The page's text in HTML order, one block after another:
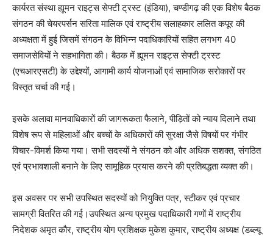
कार्यरत संस्था ह्यूमन राइट्स सेफ्टी ट्रस्ट (इंडिया), चण्डीगढ़ की एक विशेष बैठक
संगठन की चेयरपर्सन सरिता मालिक एवं राष्ट्रीय सलाहकार ललित कपूर की
अध्यक्षता में हुई जिसमें संगठन के विभिन्न पदाधिकारियों सहित लगभग 40
समाजसेवियों ने सहभागिता की। बैठक में ह्यूमन राइट्स सेफ्टी ट्रस्ट
(एचआरएसटी) के उद्देश्यों, आगामी कार्य योजनाओं एवं सामाजिक सरोकारों पर
विस्तृत चर्चा की गई।
इसके अलावा मानवाधिकारों की जागरूकता फैलाने, पीड़ितों को न्याय दिलाने तथा
विशेष रूप से महिलाओं और बच्चों के अधिकारों की सुरक्षा जैसे विषयों पर गंभीर
विचार-विमर्श किया गया। सभी सदस्यों ने संगठन को और अधिक सशक्त, संगठित
एवं प्रभावशाली बनाने के लिए सामूहिक प्रयास करने की प्रतिबद्धता व्यक्त की।
इस अवसर पर सभी उपस्थित सदस्यों को नियुक्ति पत्र, स्टीकर एवं प्रचार
सामग्री वितरित की गई।उपस्थित अन्य प्रमुख पदाधिकारी गणों में राष्ट्रीय
निदेशक अमृत कौर, राष्ट्रीय योग प्रशिक्षक मुकेश कुमार, राष्ट्रीय अध्यक्ष (डब्ल्यू